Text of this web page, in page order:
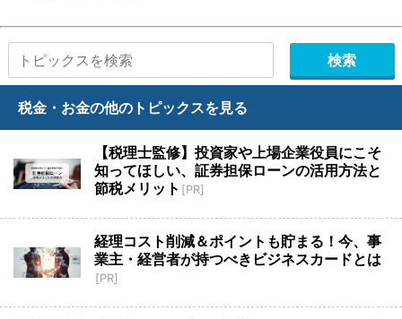
税金・お金の他のトピックスを見る
【税理士監修】投資家や上場企業役員にこそ
知ってほしい、証券担保ローンの活用方法と
節税メリット [PR]
経理コスト削減＆ポイントも貯まる！今、事
業主・経営者が持つべきビジネスカードとは
[PR]